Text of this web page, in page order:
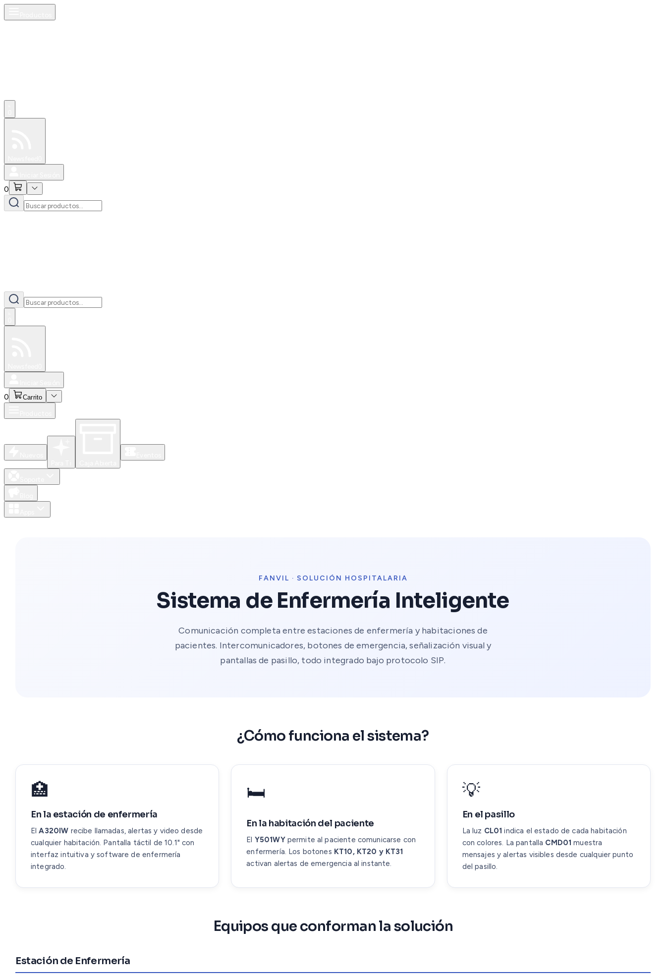
0
0 Carrito
FANVIL · SOLUCIÓN HOSPITALARIA
Sistema de Enfermería Inteligente
Comunicación completa entre estaciones de enfermería y habitaciones de
pacientes. Intercomunicadores, botones de emergencia, señalización visual y
pantallas de pasillo, todo integrado bajo protocolo SIP.
¿Cómo funciona el sistema?
🏥
En la estación de enfermería
ElA320IW recibe llamadas, alertas y video desde
cualquier habitación. Pantalla táctil de 10.1" con
interfaz intuitiva y software de enfermería
integrado.
🛏️
En la habitación del paciente
El Y501WYpermite al paciente comunicarse con
enfermería. Los botones KT10, KT20 y KT31
activan alertas de emergencia al instante.
💡
En el pasillo
La luz CL01 indica el estado de cada habitación
con colores. La pantalla CMD01 muestra
mensajes y alertas visibles desde cualquier punto
del pasillo.
Equipos que conforman la solución
Estación de Enfermería